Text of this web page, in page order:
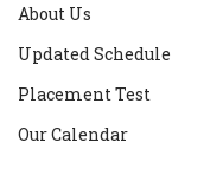
About Us
Updated Schedule
Placement Test
Our Calendar